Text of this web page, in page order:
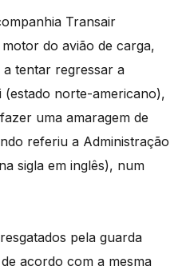
Transair
do avião de carga,
a tentar regressar a
norte-americano),
uma amaragem de
referiu a Administração
sigla em inglês), num
pela guarda
acordo com a mesma